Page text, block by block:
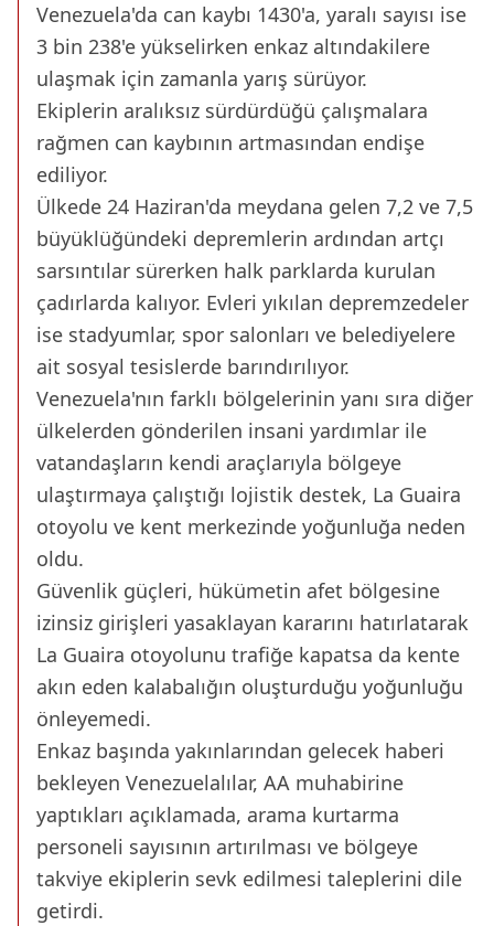
Venezuela'da can kaybı 1430'a, yaralı sayısı ise
3 bin 238'e yükselirken enkaz altındakilere
ulaşmak için zamanla yarış sürüyor.
Ekiplerin aralıksız sürdürdüğü çalışmalara
rağmen can kaybının artmasından endişe
ediliyor.
Ülkede 24 Haziran'da meydana gelen 7,2 ve 7,5
büyüklüğündeki depremlerin ardından artçı
sarsıntılar sürerken halk parklarda kurulan
çadırlarda kalıyor. Evleri yıkılan depremzedeler
ise stadyumlar, spor salonları ve belediyelere
ait sosyal tesislerde barındırılıyor.
Venezuela'nın farklı bölgelerinin yanı sıra diğer
ülkelerden gönderilen insani yardımlar ile
vatandaşların kendi araçlarıyla bölgeye
ulaştırmaya çalıştığı lojistik destek, La Guaira
otoyolu ve kent merkezinde yoğunluğa neden
oldu.
Güvenlik güçleri, hükümetin afet bölgesine
izinsiz girişleri yasaklayan kararını hatırlatarak
La Guaira otoyolunu trafiğe kapatsa da kente
akın eden kalabalığın oluşturduğu yoğunluğu
önleyemedi.
Enkaz başında yakınlarından gelecek haberi
bekleyen Venezuelalılar, AA muhabirine
yaptıkları açıklamada, arama kurtarma
personeli sayısının artırılması ve bölgeye
takviye ekiplerin sevk edilmesi taleplerini dile
getirdi.